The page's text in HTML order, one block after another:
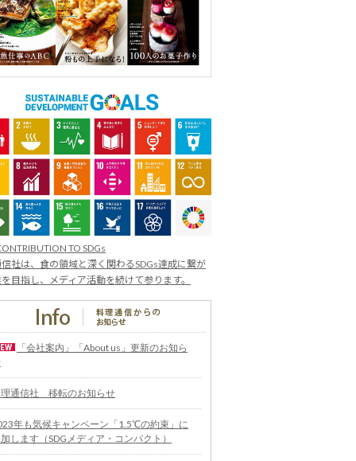
TO SDGs
社は、食の領域と深く関わるSDGs達成に繋が
目指し、メディア活動を続けて参ります。
「会社案内」「About us」更新のお知ら
通信社 移転のお知らせ
年も気候キャンペーン「1.5℃の約束」に
します（SDGメディア・コンパクト）